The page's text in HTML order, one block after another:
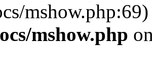
mshow.php